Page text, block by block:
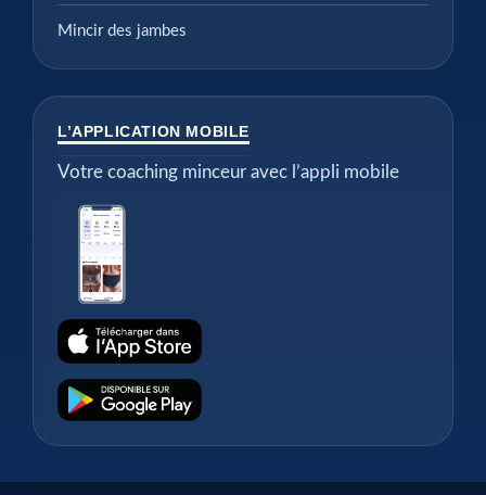
Mincir des jambes
L’APPLICATION MOBILE
Votre coaching minceur avec l’appli mobile